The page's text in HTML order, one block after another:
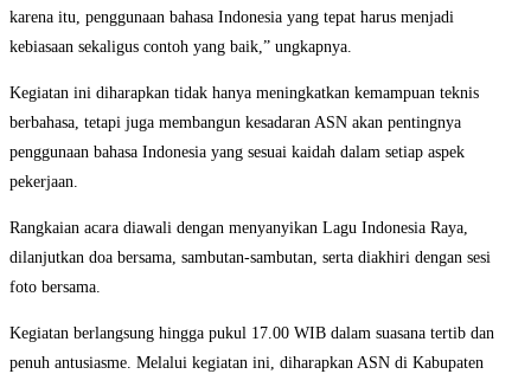
karena itu, penggunaan bahasa Indonesia yang tepat harus menjadi
kebiasaan sekaligus contoh yang baik,” ungkapnya.
Kegiatan ini diharapkan tidak hanya meningkatkan kemampuan teknis
berbahasa, tetapi juga membangun kesadaran ASN akan pentingnya
penggunaan bahasa Indonesia yang sesuai kaidah dalam setiap aspek
pekerjaan.
Rangkaian acara diawali dengan menyanyikan Lagu Indonesia Raya,
dilanjutkan doa bersama, sambutan-sambutan, serta diakhiri dengan sesi
foto bersama.
Kegiatan berlangsung hingga pukul 17.00 WIB dalam suasana tertib dan
penuh antusiasme. Melalui kegiatan ini, diharapkan ASN di Kabupaten